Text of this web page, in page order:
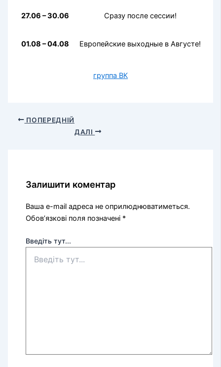
27.06 – 30.06 Сразу после сессии!
01.08 – 04.08 Европейские выходные в Августе!
группа ВК
ПОПЕРЕДНІЙ
ДАЛІ
Залишити коментар
Ваша e-mail адреса не оприлюднюватиметься.
Обов’язкові поля позначені *
Введіть тут...